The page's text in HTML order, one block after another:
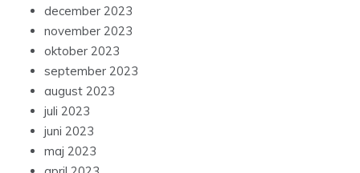
december 2023
november 2023
oktober 2023
september 2023
august 2023
juli 2023
juni 2023
maj 2023